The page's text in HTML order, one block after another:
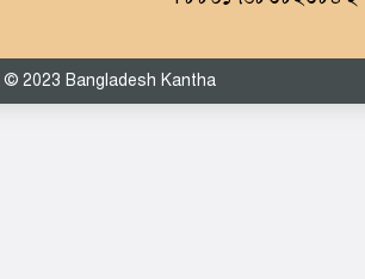
2023 Bangladesh Kantha